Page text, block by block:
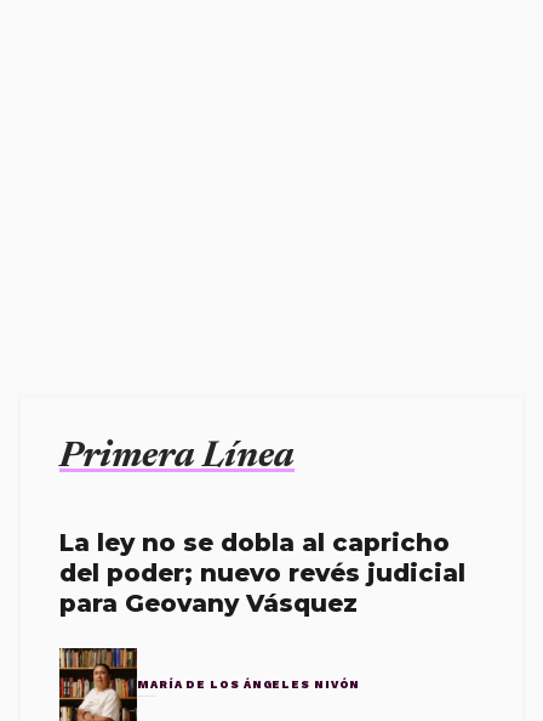
Primera Línea
La ley no se dobla al capricho
del poder; nuevo revés judicial
para Geovany Vásquez
MARÍA DE LOS ÁNGELES NIVÓN